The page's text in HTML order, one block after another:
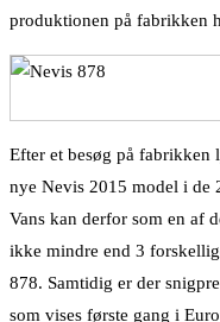
produktionen på fabrikken
Efter et besøg på fabrikken
nye Nevis 2015 model i de
Vans kan derfor som en af
ikke mindre end 3
878. Samtidig er der
som vises første gang i